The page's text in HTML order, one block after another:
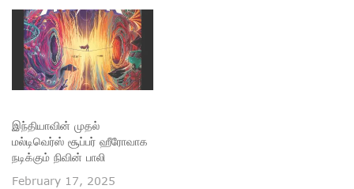
இந்தியாவின் முதல்
மல்டிவெர்ஸ் சூப்பர் ஹீரோவாக
நடிக்கும் நிவின் பாலி
February 17, 2025